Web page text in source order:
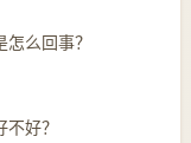
么回事？
好？